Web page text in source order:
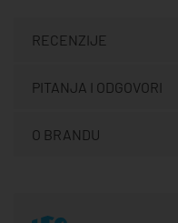
RECENZIJE
PITANJA I ODGOVORI
O BRANDU